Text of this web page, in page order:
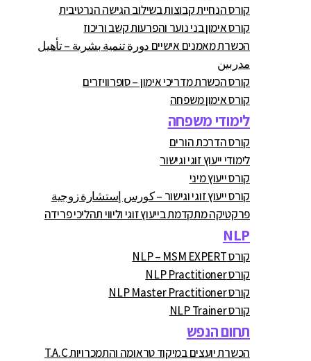
קורס הנחיית קבוצות בשילוב הגישה הנרטיבית
קורס אימון בני נוער והפרעות קשב וריכוז
הכשרת מאמנים אישיים دورة تنمية بشرية – تأهيل
مدربين
קורס הכשרת מדריכי אימון – סופרוויזרים
קורס אימון משפחה
לימודי משפחה
קורס הדרכת הורים
לימודי ייעוץ זוגי וגישור
קורס ייעוץ מיני
קורס ייעוץ זוגי וגישור – كورس إستشارة زوجية
פרקטיקה מתקדמת בייעוץ זוגי וליווי תהליכי פרידה
NLP
קורס NLP – MSM EXPERT
קורס NLP Practitioner
קורס NLP Master Practitioner
קורס NLP Trainer
תחום הנפש
הכשרת יועצים במיקוד טראומה והתמכרויות T.A.C